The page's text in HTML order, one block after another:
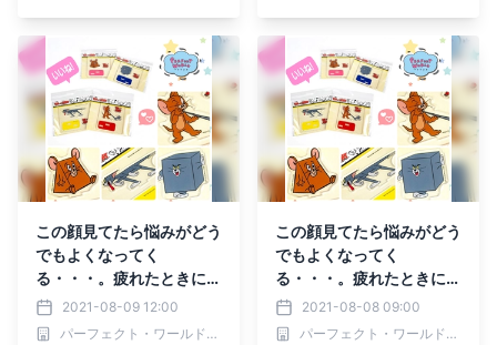
この顔見てたら悩みがどう
でもよくなってく
る・・・。疲れたときに癒
し効果絶大なトムジェリの
アクスタ特集☆
2021-08-09 12:00
パーフェクト・ワールド株式会社
この顔見てたら悩みがどう
でもよくなってく
る・・・。疲れたときに癒
し効果絶大なトムジェリの
アクスタ特集☆
2021-08-08 09:00
パーフェクト・ワールド株式会社